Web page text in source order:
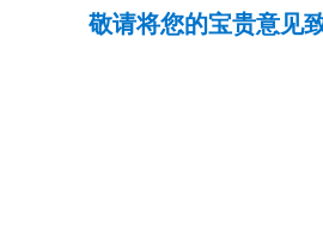
敬请将您的宝贵意见